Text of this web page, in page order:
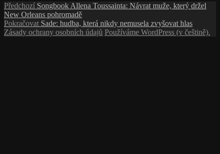
Navigace
pro
příspěvek
Předchozí Předchozí
příspěvek:
Songbook Allena Toussainta: Návrat muže, který držel
New Orleans pohromadě
Pokračovat Následující
příspěvek:
Sade: hudba, která nikdy nemusela zvyšovat hlas
Zásady ochrany osobních údajů Používáme WordPress (v češtině).